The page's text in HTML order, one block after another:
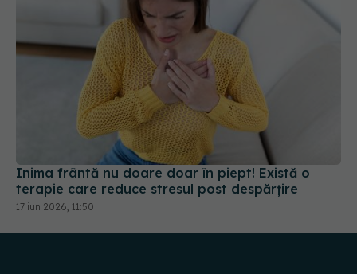
Inima frântă nu doare doar în piept! Există o
terapie care reduce stresul post despărțire
17 iun 2026, 11:50